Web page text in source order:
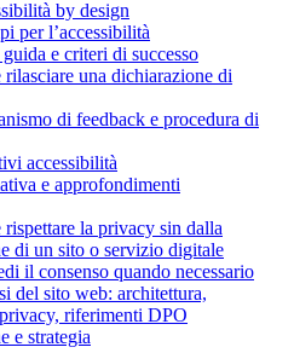
by design
per l’accessibilità
e criteri di successo
rilasciare una dichiarazione di
di feedback e procedura di
accessibilità
e approfondimenti
rispettare la privacy sin dalla
di un sito o servizio digitale
il consenso quando necessario
del sito web: architettura,
riferimenti DPO
e strategia